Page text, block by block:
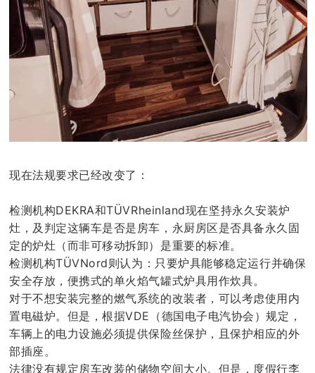
现在法规要求已经改变了：
检测机构DEKRA和TÜVRheinland现在坚持永久安装炉
灶，及判定这辆车是否是房车，永厨房区是否具备永久固
定的炉灶（而非可移动拆卸）是重要的标准。
检测机构TÜVNord则认为：只要炉具能够稳定运行并确保
安全存放，便携式的单火焰气罐式炉具用作炊具。
对于不想安装完整的燃气系统的改装者，可以考虑使用内
置电磁炉。但是，根据VDE（德国电子电汽协会）规定，
车辆上的电力设施必须提供保险丝保护，且保护相应的外
部插座。
法律没有规定房车改装的储物空间大小。但是，度假行李